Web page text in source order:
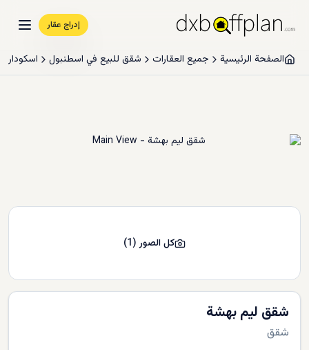
إدراج عقار
الصفحة الرئيسية جميع العقارات شقق للبيع في اسطنبول اسکودار
شقق ليم بهشة
شقق
كل الصور(
1
)